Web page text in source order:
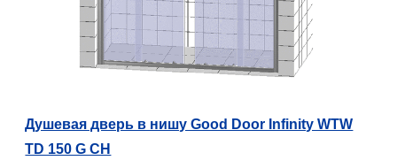
Душевая дверь в нишу Good Door Infinity WTW
TD 150 G CH